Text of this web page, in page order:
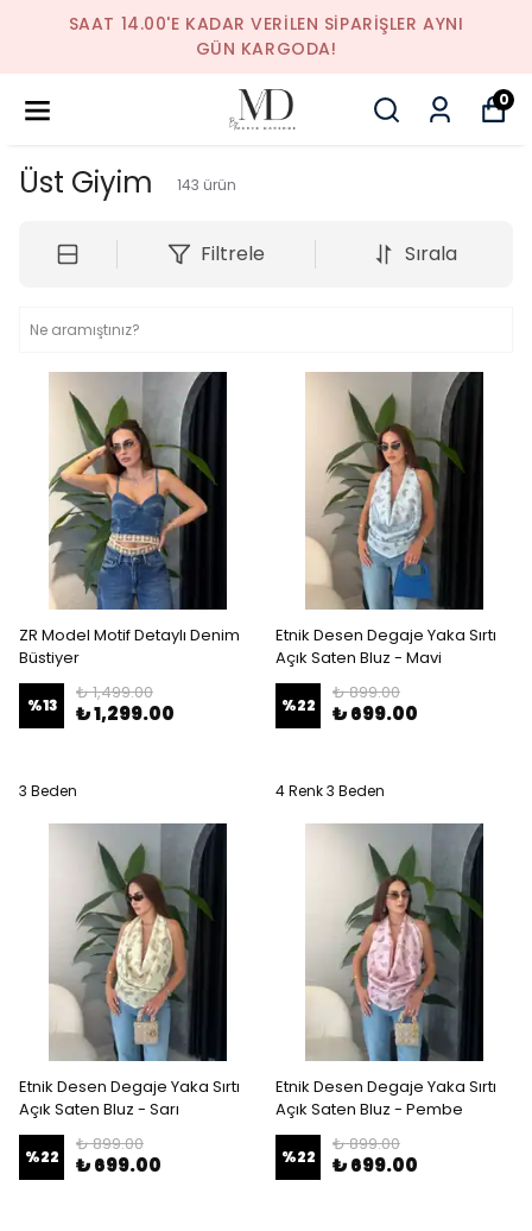
SAAT 14.00'E KADAR VERILEN SIPARIŞLER AYNI
GÜN KARGODA!
0
Üst Giyim 143 ürün
Filtrele Sırala
ZR Model Motif Detaylı Denim
Büstiyer
%13
₺ 1,499.00
₺ 1,299.00
3 Beden
Etnik Desen Degaje Yaka Sırtı
Açık Saten Bluz - Mavi
%22
₺ 899.00
₺ 699.00
4 Renk 3 Beden
Etnik Desen Degaje Yaka Sırtı
Açık Saten Bluz - Sarı
%22
₺ 899.00
₺ 699.00
Etnik Desen Degaje Yaka Sırtı
Açık Saten Bluz - Pembe
%22
₺ 899.00
₺ 699.00